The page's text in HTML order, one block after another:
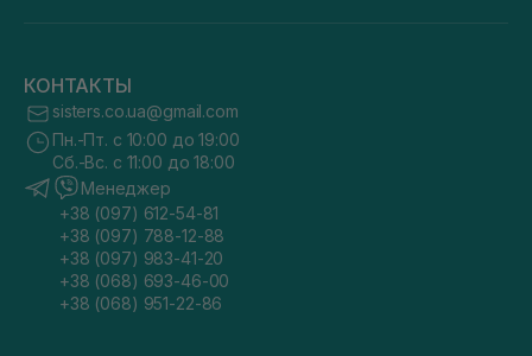
КОНТАКТЫ
sisters.co.ua@gmail.com
Пн.-Пт. с 10:00 до 19:00
Сб.-Вс. с 11:00 до 18:00
Менеджер
+38 (097) 612-54-81
+38 (097) 788-12-88
+38 (097) 983-41-20
+38 (068) 693-46-00
+38 (068) 951-22-86